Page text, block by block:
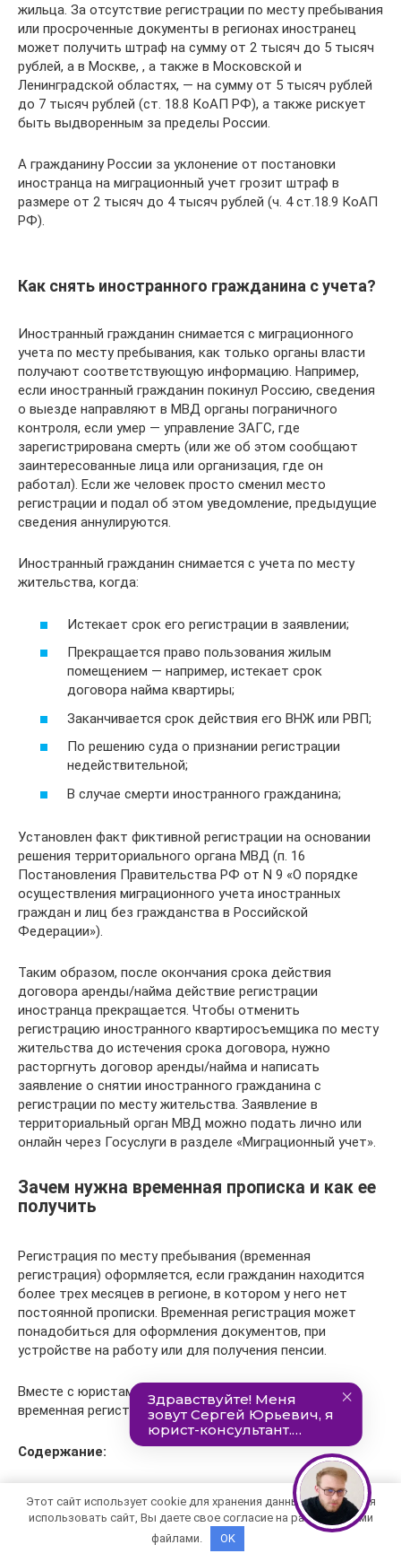
жильца. За отсутствие регистрации по месту пребывания
или просроченные документы в регионах иностранец
может получить штраф на сумму от 2 тысяч до 5 тысяч
рублей, а в Москве, , а также в Московской и
Ленинградской областях, — на сумму от 5 тысяч рублей
до 7 тысяч рублей (ст. 18.8 КоАП РФ), а также рискует
быть выдворенным за пределы России.
А гражданину России за уклонение от постановки
иностранца на миграционный учет грозит штраф в
размере от 2 тысяч до 4 тысяч рублей (ч. 4 ст.18.9 КоАП
РФ).
Как снять иностранного гражданина с учета?
Иностранный гражданин снимается с миграционного
учета по месту пребывания, как только органы власти
получают соответствующую информацию. Например,
если иностранный гражданин покинул Россию, сведения
о выезде направляют в МВД органы пограничного
контроля, если умер — управление ЗАГС, где
зарегистрирована смерть (или же об этом сообщают
заинтересованные лица или организация, где он
работал). Если же человек просто сменил место
регистрации и подал об этом уведомление, предыдущие
сведения аннулируются.
Иностранный гражданин снимается с учета по месту
жительства, когда:
Истекает срок его регистрации в заявлении;
Прекращается право пользования жилым
помещением — например, истекает срок
договора найма квартиры;
Заканчивается срок действия его ВНЖ или РВП;
По решению суда о признании регистрации
недействительной;
В случае смерти иностранного гражданина;
Установлен факт фиктивной регистрации на основании
решения территориального органа МВД (п. 16
Постановления Правительства РФ от N 9 «О порядке
осуществления миграционного учета иностранных
граждан и лиц без гражданства в Российской
Федерации»).
Таким образом, после окончания срока действия
договора аренды/найма действие регистрации
иностранца прекращается. Чтобы отменить
регистрацию иностранного квартиросъемщика по месту
жительства до истечения срока договора, нужно
расторгнуть договор аренды/найма и написать
заявление о снятии иностранного гражданина с
регистрации по месту жительства. Заявление в
территориальный орган МВД можно подать лично или
онлайн через Госуслуги в разделе «Миграционный учет».
Зачем нужна временная прописка и как ее
получить
Регистрация по месту пребывания (временная
регистрация) оформляется, если гражданин находится
более трех месяцев в регионе, в котором у него нет
постоянной прописки. Временная регистрация может
понадобиться для оформления документов, при
устройстве на работу или для получения пенсии.
Вместе с юристами разбираемся, для чего нужна
временная регистрация и как ее получить.
Содержание:
Временная и постоянная регистрация: в чем
разница
Сейчас в России существуют два вида регистрации —
временная и постоянная. Постоянная — это проживание
Этот сайт использует cookie для хранения данных. Продолжая
использовать сайт, Вы даете свое согласие на работу с этими
файлами.
OK